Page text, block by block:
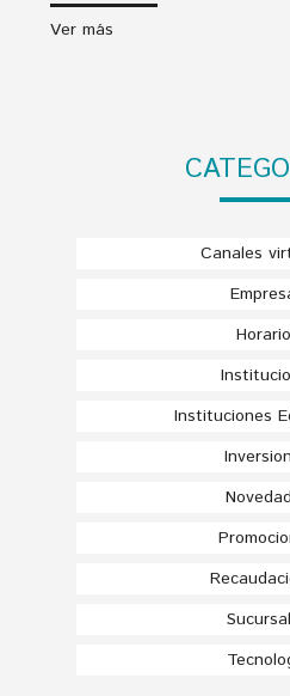
Ver más
Canales
Instituciones